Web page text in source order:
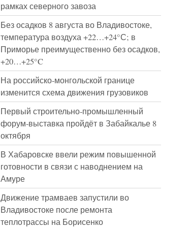
рамках северного завоза
Без осадков 8 августа во Владивостоке,
температура воздуха +22…+24°С; в
Приморье преимущественно без осадков,
+20…+25°C
На российско‑монгольской границе
изменится схема движения грузовиков
Первый строительно‑промышленный
форум‑выставка пройдёт в Забайкалье 8
октября
В Хабаровске ввели режим повышенной
готовности в связи с наводнением на
Амуре
Движение трамваев запустили во
Владивостоке после ремонта
теплотрассы на Борисенко